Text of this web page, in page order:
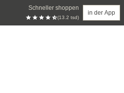
Schneller shoppen
(13.2 tsd)
in der App